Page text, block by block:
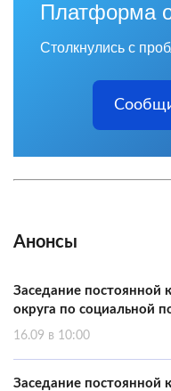
Платформа
Столкнулись с
Анонсы
Заседание постоянной
округа по социальной
16.09 в 10:00
Заседание постоянной